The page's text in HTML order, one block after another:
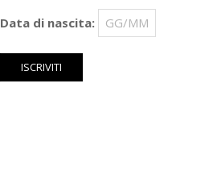
Data di nascita: